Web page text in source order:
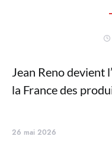
Jean Reno devient
la France des
26 mai 2026